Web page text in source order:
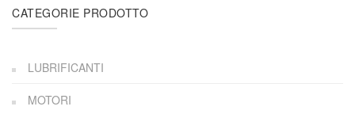
CATEGORIE PRODOTTO
LUBRIFICANTI
MOTORI